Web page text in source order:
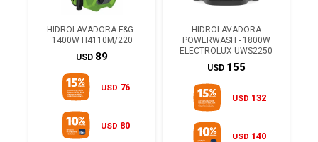
HIDROLAVADORA F&G -
1400W H4110M/220
USD 89
USD 76
USD 80
HIDROLAVADORA
POWERWASH - 1800W
ELECTROLUX UWS2250
USD 155
USD 132
USD 140